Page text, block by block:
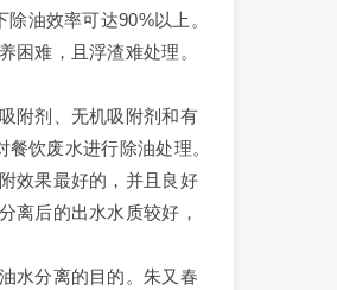
油效率可达90%以上。
困难，且浮渣难处理。
附剂、无机吸附剂和有
饮废水进行除油处理。
效果最好的，并且良好
离后的出水水质较好，
水分离的目的。朱又春